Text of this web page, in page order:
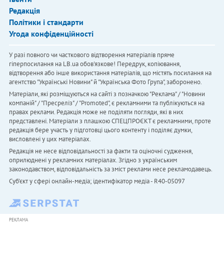
Редакція
Політики і стандарти
Угода конфіденційності
У разі повного чи часткового відтворення матеріалів пряме
гіперпосилання на LB.ua обов'язкове! Передрук, копіювання,
відтворення або інше використання матеріалів, що містять посилання на
агентство "Українськi Новини" й "Українська Фото Група", заборонено.
Матеріали, які розміщуються на сайті з позначкою "Реклама" / "Новини
компаній" / "Пресреліз" / "Promoted", є рекламними та публікуються на
правах реклами. Редакція може не поділяти погляди, які в них
представлені. Матеріали з плашкою СПЕЦПРОЄКТ є рекламними, проте
редакція бере участь у підготовці цього контенту і поділяє думки,
висловлені у цих матеріалах.
Редакція не несе відповідальності за факти та оціночні судження,
оприлюднені у рекламних матеріалах. Згідно з українським
законодавством, відповідальність за зміст реклами несе рекламодавець.
Cуб'єкт у сфері онлайн-медіа; ідентифікатор медіа - R40-05097
РЕКЛАМА